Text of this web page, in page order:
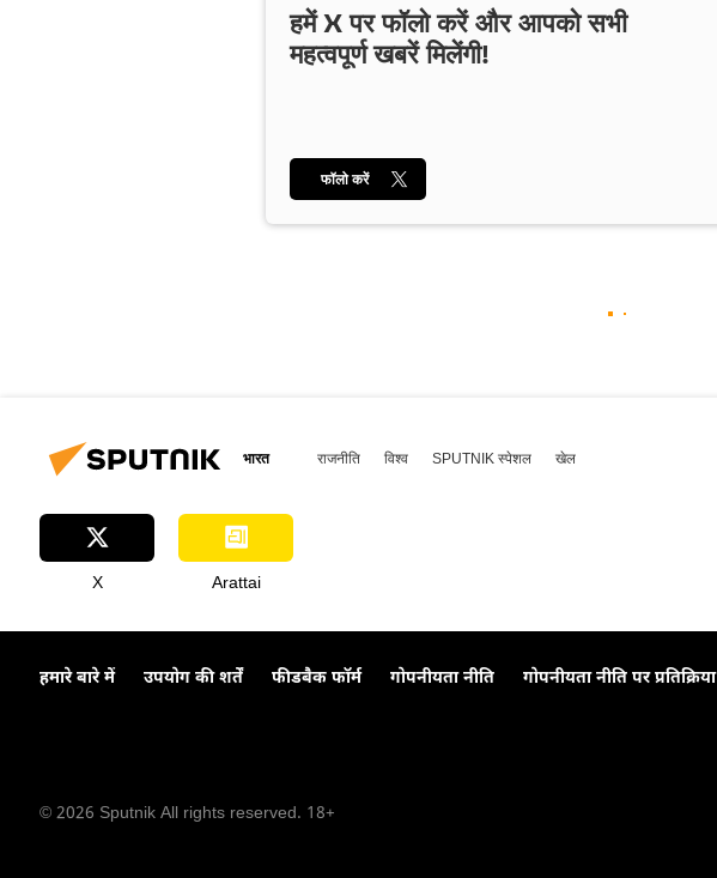
हमें X पर फॉलो करें और आपको सभी
महत्वपूर्ण खबरें मिलेंगी!
फॉलो करें
भारत राजनीति विश्व SPUTNIK स्पेशल खेल
X Arattai
हमारे बारे में उपयोग की शर्तें फीडबैक फॉर्म गोपनीयता नीति गोपनीयता नीति पर प्रतिक्रिया
© 2026 Sputnik All rights reserved. 18+